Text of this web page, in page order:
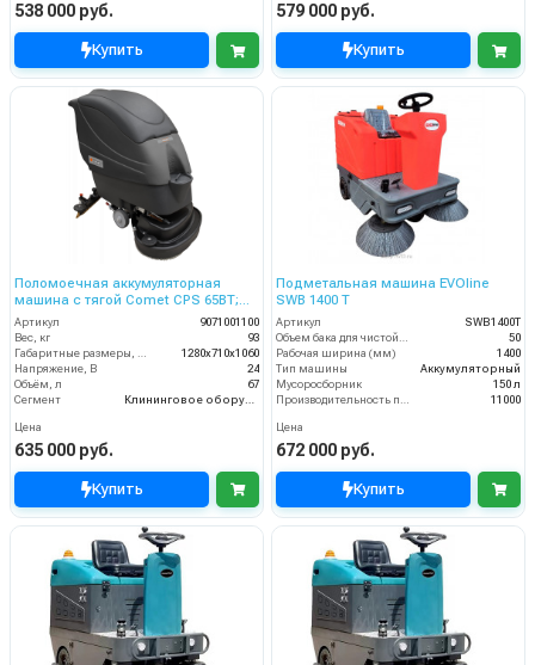
538 000 руб.
Купить
579 000 руб.
Купить
Поломоечная аккумуляторная
машина с тягой Comet CPS 65BT;
без АКБ и ЗУ
Артикул
9071001100
Вес, кг
93
1280x710x1060
Напряжение, В
24
Объём, л
67
Сегмент
Цена
635 000 руб.
Купить
Подметальная машина EVOline
SWB 1400 T
Артикул
SWB1400T
50
Рабочая ширина (мм)
1400
Тип машины
Аккумуляторный
Мусоросборник
150 л
11000
Цена
672 000 руб.
Купить